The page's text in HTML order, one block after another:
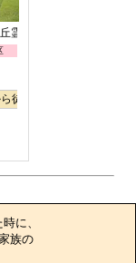
霊園
徒歩
に、
族の